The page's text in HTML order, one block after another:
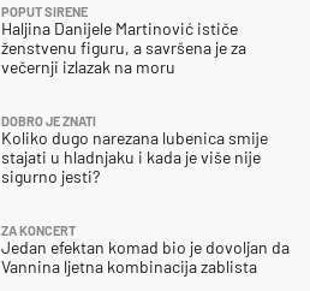
POPUT SIRENE
Haljina Danijele Martinović ističe
ženstvenu figuru, a savršena je za
večernji izlazak na moru
DOBRO JE ZNATI
Koliko dugo narezana lubenica smije
stajati u hladnjaku i kada je više nije
sigurno jesti?
ZA KONCERT
Jedan efektan komad bio je dovoljan da
Vannina ljetna kombinacija zablista